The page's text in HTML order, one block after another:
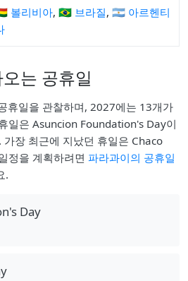
볼리비아, 🇧🇷 브라질, 🇦🇷 아르헨티
는 공휴일
휴일을 관찰하며, 2027에는 13개가
일은 Asuncion Foundation's Day이
장 최근에 지났던 휴일은 Chaco
정을 계획하려면 파라과이의 공휴일
.
Day